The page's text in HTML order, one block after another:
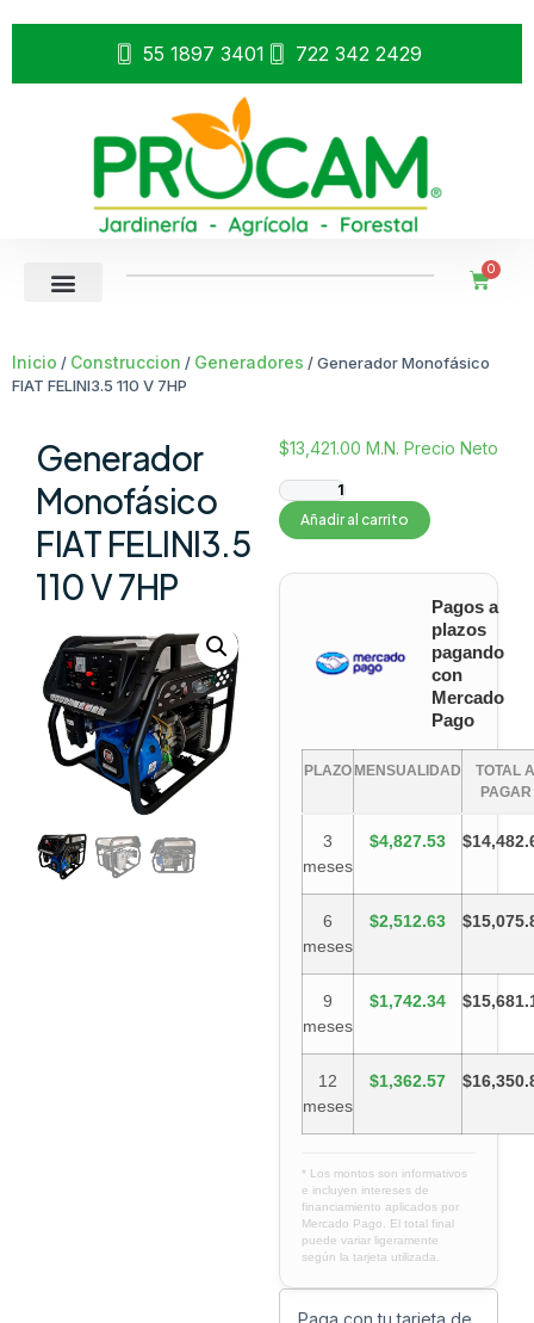
55 1897 3401 722 342 2429
0
Inicio / Construccion / Generadores / Generador Monofásico
FIAT FELINI3.5 110 V 7HP
Generador
Monofásico
FIAT FELINI3.5
110 V 7HP
$13,421.00 M.N. Precio Neto
Añadir al carrito
Pagos a
plazos
pagando
con
Mercado
Pago
PLAZO MENSUALIDAD
TOTAL A
PAGAR
3
meses
$4,827.53
6
meses
$2,512.63
9
meses
$1,742.34
12
meses
$1,362.57
* Los montos son informativos
e incluyen intereses de
financiamiento aplicados por
Mercado Pago. El total final
puede variar ligeramente
según la tarjeta utilizada.
Paga con tu tarjeta de